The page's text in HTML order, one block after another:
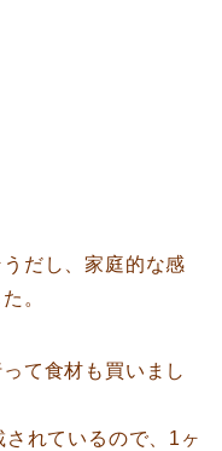
だし、家庭的な感
。
て食材も買いまし
れているので、1ヶ